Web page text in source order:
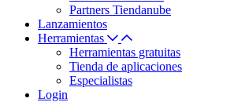
Partners Tiendanube
Lanzamientos
Herramientas
Herramientas gratuitas
Tienda de aplicaciones
Especialistas
Login